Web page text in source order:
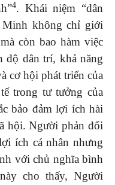
4. Khái niệm “dân
không chỉ giới
còn bao hàm việc
độ dân trí, khả năng
cơ hội phát triển của
trong tư tưởng của
bảo đảm lợi ích hài
hội. Người phản đối
ích cá nhân nhưng
với chủ nghĩa bình
cho thấy, Người